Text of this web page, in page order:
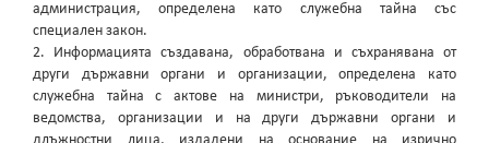
администрация, определена като служебна тайна със
специален закон.
2. Информацията създавана, обработвана и съхранявана от
други държавни органи и организации, определена като
служебна тайна с актове на министри, ръководители на
ведомства, организации и на други държавни органи и